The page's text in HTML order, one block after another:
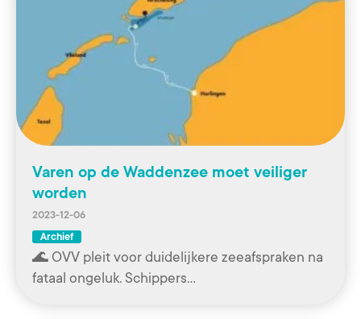
Varen op de Waddenzee moet veiliger
worden
2023-12-06
Archief
🌊 OVV pleit voor duidelijkere zeeafspraken na
fataal ongeluk. Schippers…